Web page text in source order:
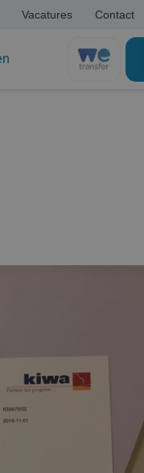
Vacatures Contact